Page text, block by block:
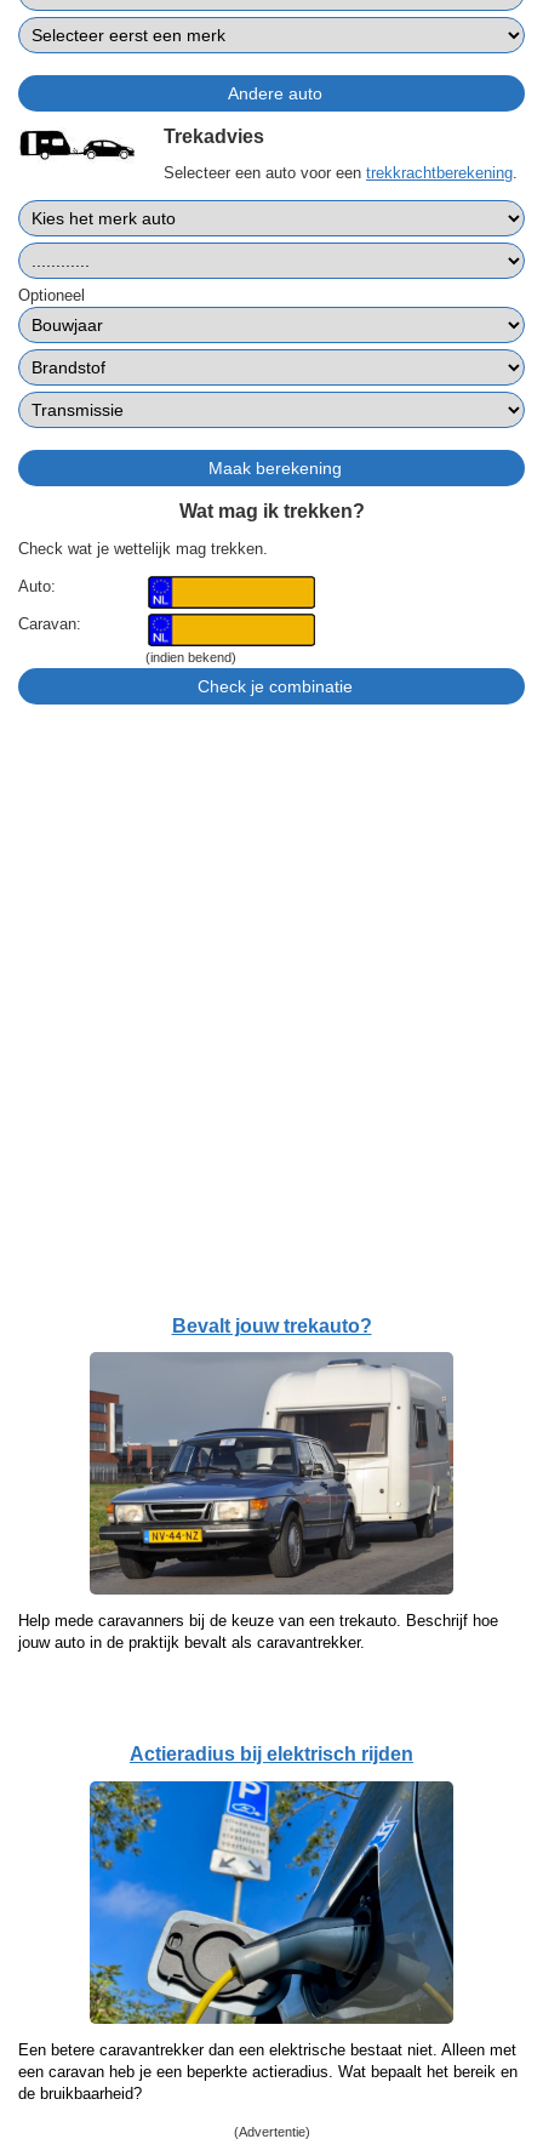
Trekadvies
Selecteer een auto voor een trekkrachtberekening.
Optioneel
Wat mag ik trekken?
Check wat je wettelijk mag trekken.
Auto:
Caravan:
(indien bekend)
Bevalt jouw trekauto?
Help mede caravanners bij de keuze van een trekauto. Beschrijf hoe
jouw auto in de praktijk bevalt als caravantrekker.
Actieradius bij elektrisch rijden
Een betere caravantrekker dan een elektrische bestaat niet. Alleen met
een caravan heb je een beperkte actieradius. Wat bepaalt het bereik en
de bruikbaarheid?
(Advertentie)